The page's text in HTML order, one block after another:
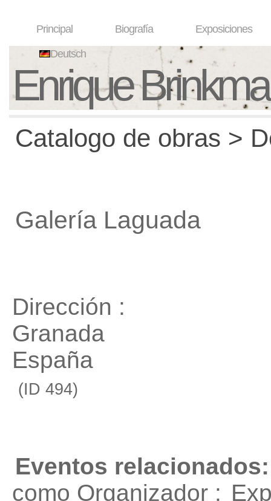
Principal Biografía Exposiciones
Deutsch
Enrique
Catalogo de obras >
Galería Laguada
Dirección :
Granada
España
(ID 494)
Eventos relacionados:
como Organizador :